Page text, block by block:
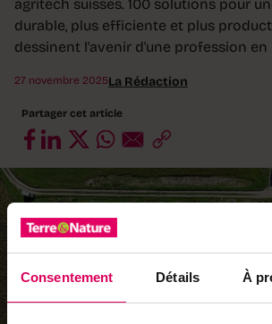
Consentement Détails À
agritech suisses. 100 solutions pour
durable, plus efficiente et plus
dessinent l'avenir d'une profession
27 novembre 2025La Rédaction
Partager cet article